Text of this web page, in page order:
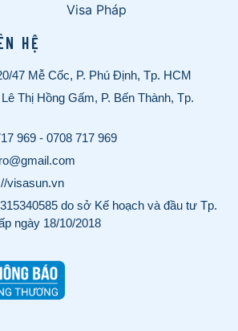
Visa Pháp
HỆ
47 Mễ Cốc, P. Phú Định, Tp. HCM
Thị Hồng Gấm, P. Bến Thành, Tp.
969 - 0708 717 969
visasun.vn
do sở Kế hoạch và đầu tư Tp.
ngày 18/10/2018